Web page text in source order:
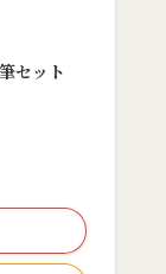
セット